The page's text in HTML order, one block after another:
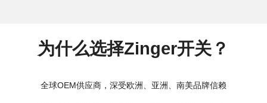
为什么选择Zinger开关？
全球OEM供应商，深受欧洲、亚洲、南美品牌信赖